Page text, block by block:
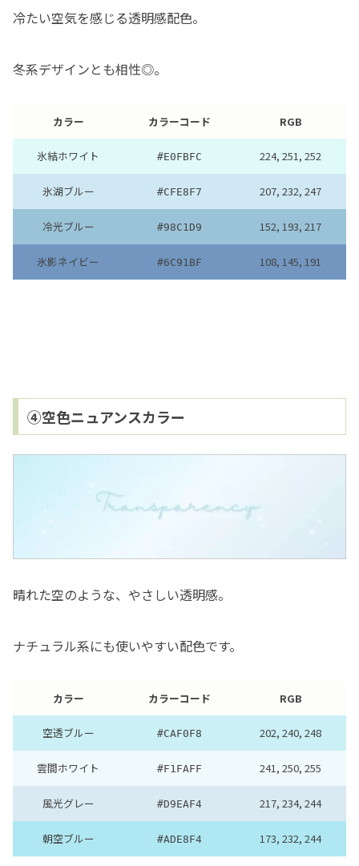
冷たい空気を感じる透明感配色。
冬系デザインとも相性◎。
カラー カラーコード RGB
氷結ホワイト #E0FBFC 224, 251, 252
氷湖ブルー #CFE8F7 207, 232, 247
冷光ブルー #98C1D9 152, 193, 217
氷影ネイビー #6C91BF 108, 145, 191
④空色ニュアンスカラー
晴れた空のような、やさしい透明感。
ナチュラル系にも使いやすい配色です。
カラー カラーコード RGB
空透ブルー #CAF0F8 202, 240, 248
雲間ホワイト #F1FAFF 241, 250, 255
風光グレー #D9EAF4 217, 234, 244
朝空ブルー #ADE8F4 173, 232, 244